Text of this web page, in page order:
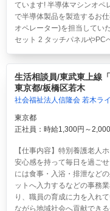
ています! 半導体マシンオペ
で半導体製品を製造するお
オペレーター)を担当してい
セット 2 タッチパネルやPC
生活相談員/東武東上線
東京都/板橋区若木
社会福祉法人信隆会 若木ラ
東京都
正社員：時給1,300円～
【仕事内容】特別養護老人
安心感を持って毎日を過ご
には食事・入浴・排泄など
ットへ入力するなどの事務
り、職員の育成に力を入れ
ながら地域社会へ貢献でき